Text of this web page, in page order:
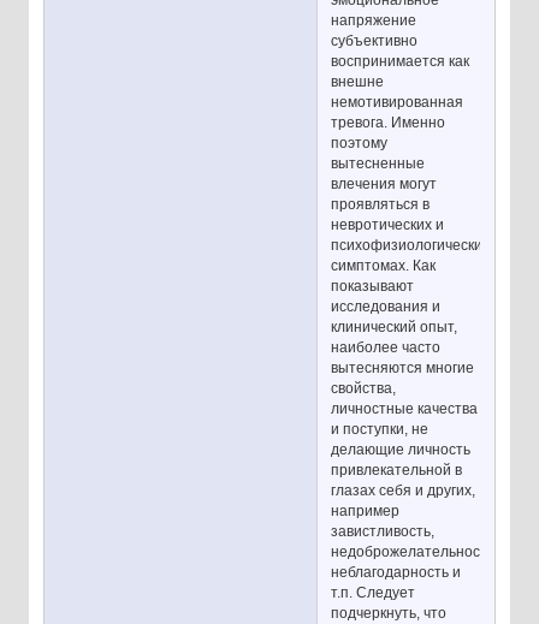
напряжение
субъективно
воспринимается как
внешне
немотивированная
тревога. Именно
поэтому
вытесненные
влечения могут
проявляться в
невротических и
психофизиологических
симптомах. Как
показывают
исследования и
клинический опыт,
наиболее часто
вытесняются многие
свойства,
личностные качества
и поступки, не
делающие личность
привлекательной в
глазах себя и других,
например
завистливость,
недоброжелательность,
неблагодарность и
т.п. Следует
подчеркнуть, что